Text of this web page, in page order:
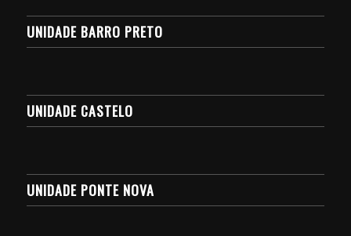
UNIDADE BARRO PRETO
UNIDADE CASTELO
UNIDADE PONTE NOVA